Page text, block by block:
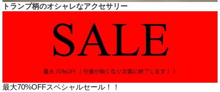
トランプ柄のオシャレなアクセサリー
最大70%OFFスペシャルセール！！